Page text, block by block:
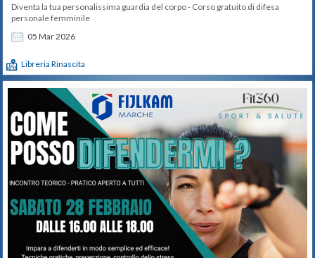
05 Mar2026
Diventa la tua personalissima guardia del corpo - Corso gratuito di difesa
personale femminile
Libreria Rinascita